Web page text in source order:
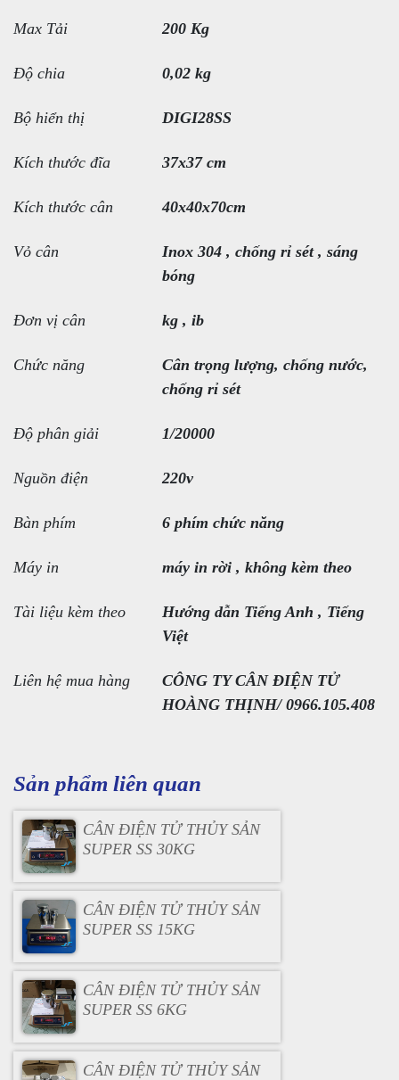
Max Tải 200 Kg
Độ chia 0,02 kg
Bộ hiển thị DIGI28SS
Kích thước đĩa 37x37 cm
Kích thước cân 40x40x70cm
Vỏ cân
Inox 304 , chống rỉ sét , sáng
bóng
Đơn vị cân kg , ib
Chức năng
Cân trọng lượng, chống nước,
chống rỉ sét
Độ phân giải 1/20000
Nguồn điện 220v
Bàn phím 6 phím chức năng
Máy in máy in rời , không kèm theo
Tài liệu kèm theo
Hướng dẫn Tiếng Anh , Tiếng
Việt
Liên hệ mua hàng
CÔNG TY CÂN ĐIỆN TỬ
HOÀNG THỊNH/ 0966.105.408
Sản phẩm liên quan
CÂN ĐIỆN TỬ THỦY SẢN
SUPER SS 30KG
CÂN ĐIỆN TỬ THỦY SẢN
SUPER SS 15KG
CÂN ĐIỆN TỬ THỦY SẢN
SUPER SS 6KG
CÂN ĐIỆN TỬ THỦY SẢN